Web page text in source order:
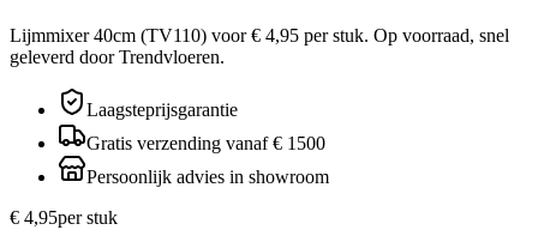
Lijmmixer 40cm (TV110) voor € 4,95 per stuk. Op voorraad, snel
geleverd door Trendvloeren.
Laagsteprijsgarantie
Gratis verzending vanaf € 1500
Persoonlijk advies in showroom
€ 4,95perstuk